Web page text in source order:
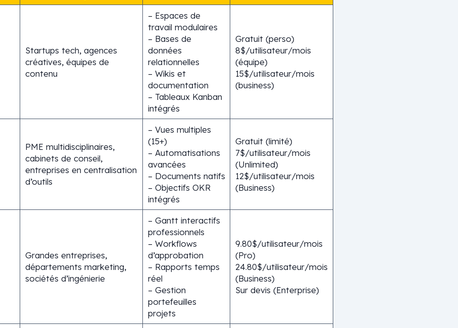
Startups tech, agences
créatives, équipes de
contenu
– Espaces de
travail modulaires
– Bases de
données
relationnelles
– Wikis et
documentation
– Tableaux Kanban
intégrés
Gratuit (perso)
8$/utilisateur/mois
(équipe)
15$/utilisateur/mois
(business)
PME multidisciplinaires,
cabinets de conseil,
entreprises en centralisation
d’outils
– Vues multiples
(15+)
– Automatisations
avancées
– Documents natifs
– Objectifs OKR
intégrés
Gratuit (limité)
7$/utilisateur/mois
(Unlimited)
12$/utilisateur/mois
(Business)
Grandes entreprises,
départements marketing,
sociétés d’ingénierie
– Gantt interactifs
professionnels
– Workflows
d’approbation
– Rapports temps
réel
– Gestion
portefeuilles
projets
9.80$/utilisateur/mois
(Pro)
24.80$/utilisateur/mois
(Business)
Sur devis (Enterprise)